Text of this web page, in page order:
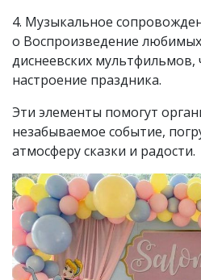
4. Музыкальное
o Воспроизведение
диснеевских мультфильмов,
настроение праздника.
Эти элементы помогут
незабываемое событие,
атмосферу сказки и радости.